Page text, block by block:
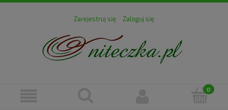
Zarejestruj się Zaloguj się